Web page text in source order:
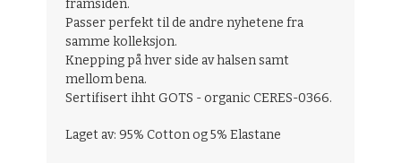
framsiden.
Passer perfekt til de andre nyhetene fra
samme kolleksjon.
Knepping på hver side av halsen samt
mellom bena.
Sertifisert ihht GOTS - organic CERES-0366.
Laget av:95% Cotton og 5% Elastane